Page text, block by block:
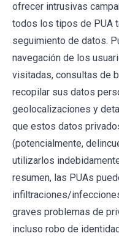
ofrecer intrusivas
todos los tipos de PUA
seguimiento de datos.
navegación de los
visitadas, consultas de
recopilar sus datos
geolocalizaciones y
que estos datos
(potencialmente,
utilizarlos
resumen, las PUAs
infiltraciones/
graves problemas de
incluso robo de